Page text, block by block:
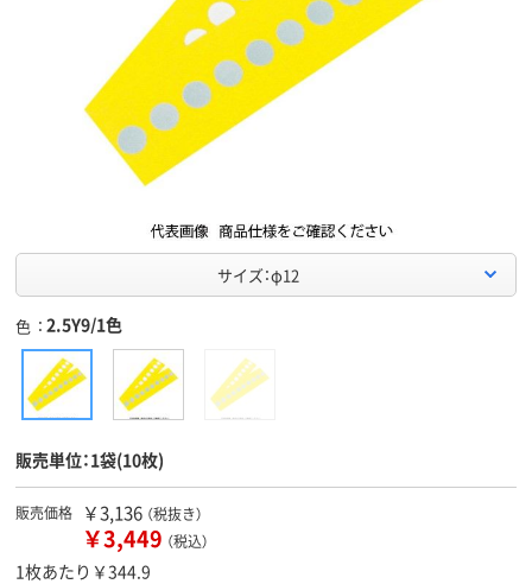
サイズ：φ12
色 2.5Y9/1色
販売単位：1袋(10枚)
販売価格 ￥3,136 （税抜き）
￥3,449 （税込）
1枚あたり￥344.9